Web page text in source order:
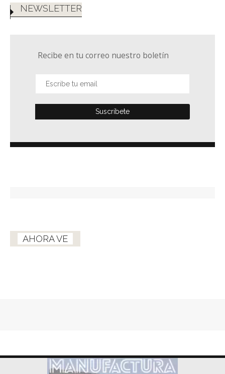
NEWSLETTER
Recibe en tu correo nuestro boletín
AHORA VE